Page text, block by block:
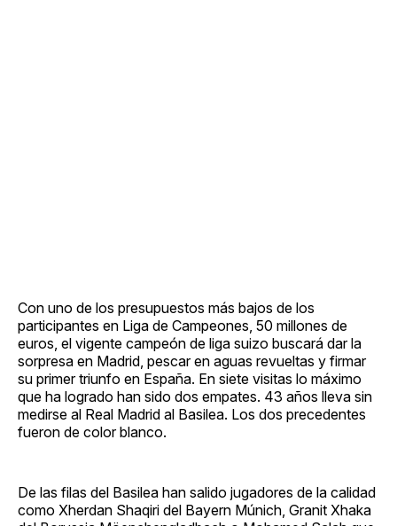
Con uno de los presupuestos más bajos de los
participantes en Liga de Campeones, 50 millones de
euros, el vigente campeón de liga suizo buscará dar la
sorpresa en Madrid, pescar en aguas revueltas y firmar
su primer triunfo en España. En siete visitas lo máximo
que ha logrado han sido dos empates. 43 años lleva sin
medirse al Real Madrid al Basilea. Los dos precedentes
fueron de color blanco.
De las filas del Basilea han salido jugadores de la calidad
como Xherdan Shaqiri del Bayern Múnich, Granit Xhaka